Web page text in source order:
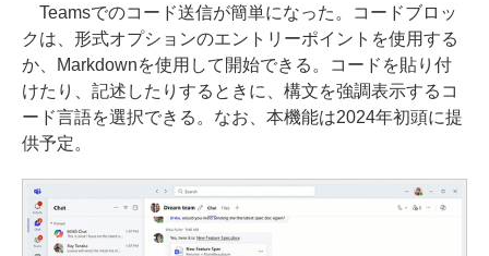
Teamsでのコード送信が簡単になった。コードブロッ
クは、形式オプションのエントリーポイントを使用する
か、Markdownを使用して開始できる。コードを貼り付
けたり、記述したりするときに、構文を強調表示するコ
ード言語を選択できる。なお、本機能は2024年初頭に提
供予定。